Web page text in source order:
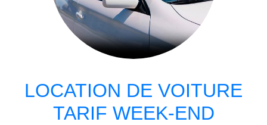
LOCATION DE VOITURE
TARIF WEEK-END